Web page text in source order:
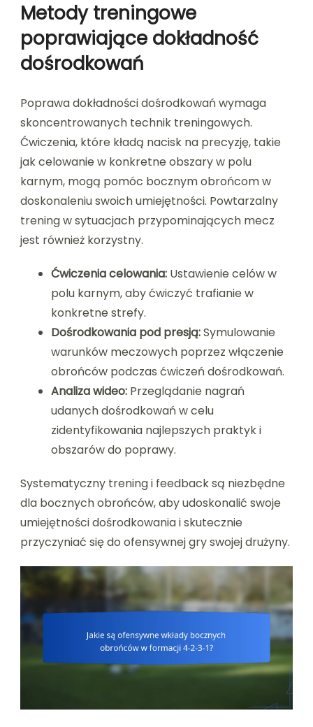
Metody treningowe
poprawiające dokładność
dośrodkowań
Poprawa dokładności dośrodkowań wymaga
skoncentrowanych technik treningowych.
Ćwiczenia, które kładą nacisk na precyzję, takie
jak celowanie w konkretne obszary w polu
karnym, mogą pomóc bocznym obrońcom w
doskonaleniu swoich umiejętności. Powtarzalny
trening w sytuacjach przypominających mecz
jest również korzystny.
Ćwiczenia celowania: Ustawienie celów w
polu karnym, aby ćwiczyć trafianie w
konkretne strefy.
Dośrodkowania pod presją:Symulowanie
warunków meczowych poprzez włączenie
obrońców podczas ćwiczeń dośrodkowań.
Analiza wideo: Przeglądanie nagrań
udanych dośrodkowań w celu
zidentyfikowania najlepszych praktyk i
obszarów do poprawy.
Systematyczny trening i feedback są niezbędne
dla bocznych obrońców, aby udoskonalić swoje
umiejętności dośrodkowania i skutecznie
przyczyniać się do ofensywnej gry swojej drużyny.